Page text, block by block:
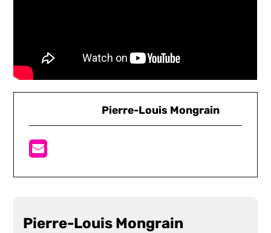
Pierre-Louis Mongrain
Pierre-Louis Mongrain